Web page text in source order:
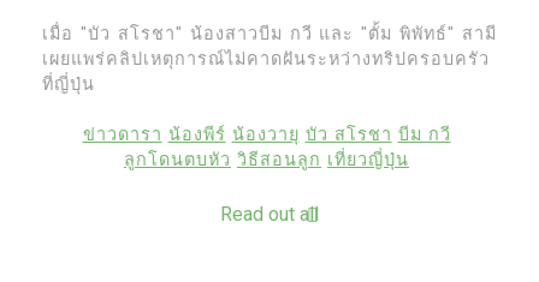
เมื่อ "บัว สโรชา" น้องสาวบีม กวี และ "ตั้ม พิพัทธ์" สามี
เผยแพร่คลิปเหตุการณ์ไม่คาดฝันระหว่างทริปครอบครัว
ที่ญี่ปุ่น
ข่าวดารา น้องพีร์ น้องวายุ บัว สโรชา บีม กวี
ลูกโดนตบหัว วิธีสอนลูก เที่ยวญี่ปุ่น
Read out all